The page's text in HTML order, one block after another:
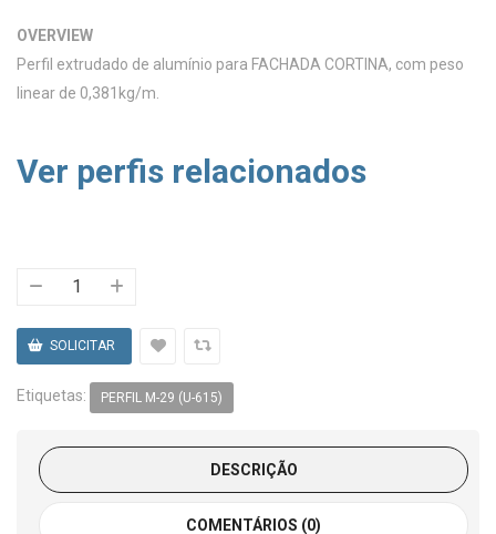
OVERVIEW
Perfil extrudado de alumínio para FACHADA CORTINA, com peso
linear de 0,381kg/m.
Ver perfis relacionados
Etiquetas: PERFIL M-29 (U-615)
DESCRIÇÃO
COMENTÁRIOS (0)